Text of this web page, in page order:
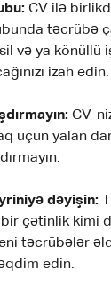
CV ilə
təcrübə
və ya könüllü
izah edin.
CV-
üçün yalan
dəyişin:
bir çətinlik kimi
təcrübələr
edin.